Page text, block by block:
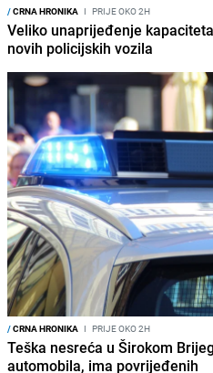
/CRNA HRONIKA I PRIJE OKO 2H
Veliko unaprijeđenje
novih policijskih vozila
/CRNA HRONIKA I PRIJE OKO 2H
Teška nesreća u Širokom
automobila, ima povrijeđenih